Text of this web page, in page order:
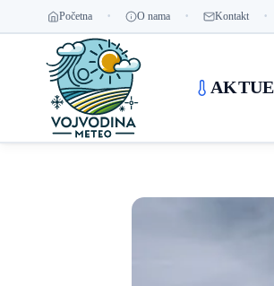
Početna O nama Kontakt